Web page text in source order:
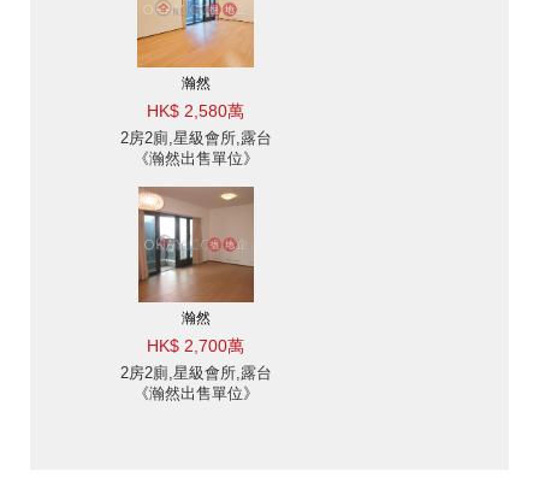
瀚然
HK$ 2,580萬
2房2廁,星級會所,露台
《瀚然出售單位》
瀚然
HK$ 2,700萬
2房2廁,星級會所,露台
《瀚然出售單位》